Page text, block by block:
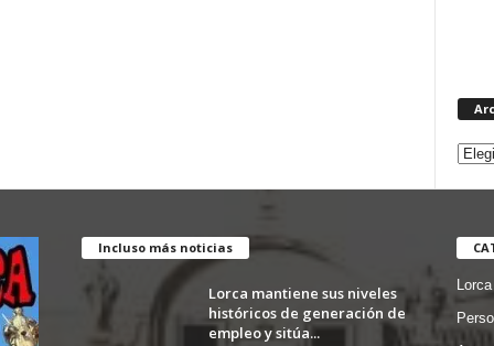
Incluso más noticias
Lorca mantiene sus niveles
históricos de generación de
empleo y sitúa...
Lorca